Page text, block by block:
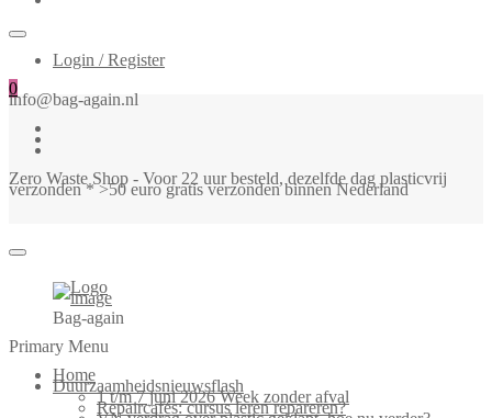
Login / Register
0
info@bag-again.nl
Zero Waste Shop - Voor 22 uur besteld, dezelfde dag plasticvrij
verzonden * >50 euro gratis verzonden binnen Nederland
Bag-again
Primary Menu
Home
Duurzaamheidsnieuwsflash
1 t/m 7 juni 2026 Week zonder afval
Repaircafés: cursus leren repareren?